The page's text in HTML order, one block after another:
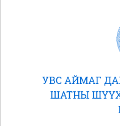
УВС АЙМАГ
ШАТНЫ